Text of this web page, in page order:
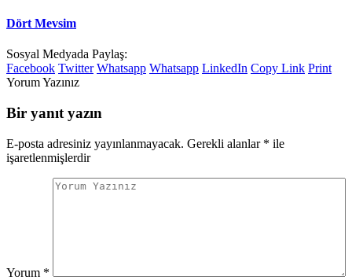
Dört Mevsim
Sosyal Medyada Paylaş:
Facebook Twitter Whatsapp Whatsapp LinkedIn Copy Link Print
Yorum Yazınız
Bir yanıt yazın
E-posta adresiniz yayınlanmayacak. Gerekli alanlar * ile
işaretlenmişlerdir
Yorum *